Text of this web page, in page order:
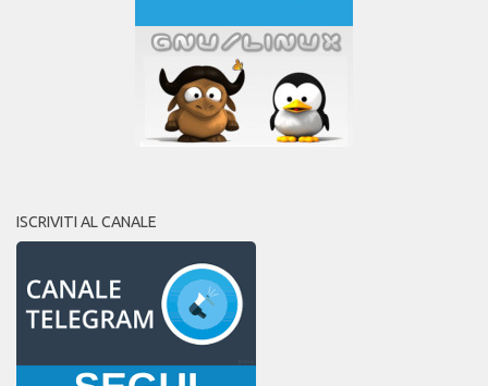
ISCRIVITI AL CANALE